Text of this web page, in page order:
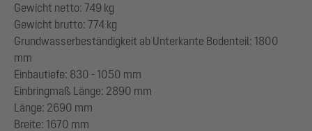
Gewicht netto: 749 kg
Gewicht brutto: 774 kg
Grundwasserbeständigkeit ab Unterkante Bodenteil: 1800
mm
Einbautiefe: 830 - 1050 mm
Einbringmaß Länge: 2890 mm
Länge: 2690 mm
Breite: 1670 mm